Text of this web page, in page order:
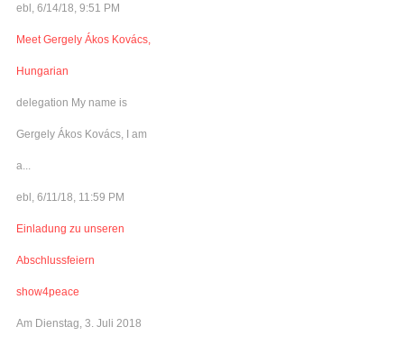
ebl, 6/14/18, 9:51 PM
Meet Gergely Ákos Kovács,
Hungarian
delegation My name is
Gergely Ákos Kovács, I am
a...
ebl, 6/11/18, 11:59 PM
Einladung zu unseren
Abschlussfeiern
show4peace
Am Dienstag, 3. Juli 2018